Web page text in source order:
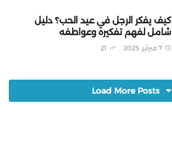
كيف يفكر الرجل في عيد الحب؟ دليل
شامل لفهم تفكيره وعواطفه
7 فبراير، 2025 21
Load More Posts